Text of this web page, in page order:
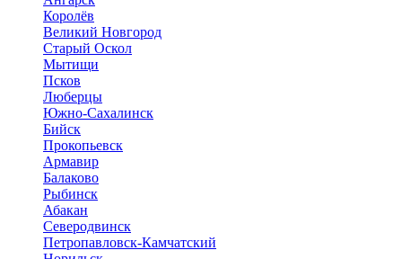
Королёв
Великий Новгород
Старый Оскол
Мытищи
Псков
Люберцы
Южно-Сахалинск
Бийск
Прокопьевск
Армавир
Балаково
Рыбинск
Абакан
Северодвинск
Петропавловск-Камчатский